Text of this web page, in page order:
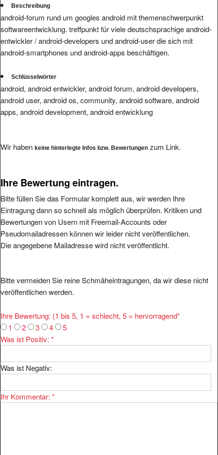
Beschreibung
android-forum rund um googles android mit themenschwerpunkt
softwareentwicklung. treffpunkt für viele deutschsprachige android-
entwickler / android-developers und android-user die sich mit
android-smartphones und android-apps beschäftigen.
Schlüsselwörter
android, android entwickler, android forum, android developers,
android user, android os, community, android software, android
apps, android development, android entwicklung
Wir haben keine hinterlegte Infos bzw. Bewertungen zum Link.
Ihre Bewertung eintragen.
Bitte füllen Sie das Formular komplett aus, wir werden Ihre
Eintragung dann so schnell als möglich überprüfen. Kritiken und
Bewertungen von Usern mit Freemail-Accounts oder
Pseudomailadressen können wir leider nicht veröffentlichen.
Die angegebene Mailadresse wird nicht veröffentlicht.
Bitte vermeiden Sie reine Schmäheintragungen, da wir diese nicht
veröffentlichen werden.
Ihre Bewertung: (1 bis 5, 1 = schlecht, 5 = hervorragend*
1
2 3 4
5
Was ist Positiv: *
Was ist Negativ:
Ihr Kommentar: *